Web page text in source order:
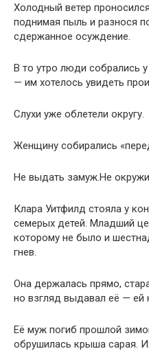
Холодный ветер
поднимая пыль и разнося
сдержанное осуждение.
В то утро люди собрались
— им хотелось увидеть
Слухи уже облетели округу.
Женщину собирались
Не выдать замуж.Не
Клара Уитфилд стояла у
семерых детей. Младший
которому не было и
гнев.
Она держалась прямо,
но взгляд выдавал её — ей
Её муж погиб прошлой
обрушилась крыша сарая.